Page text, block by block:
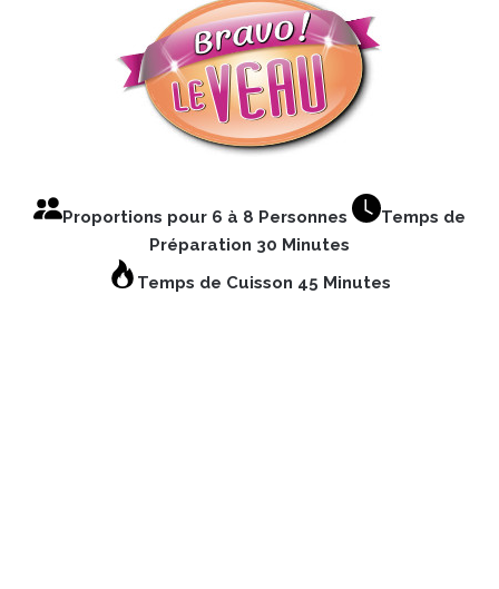
Proportions pour 6 à 8 Personnes
Temps de
Préparation 30 Minutes
Temps de Cuisson 45 Minutes